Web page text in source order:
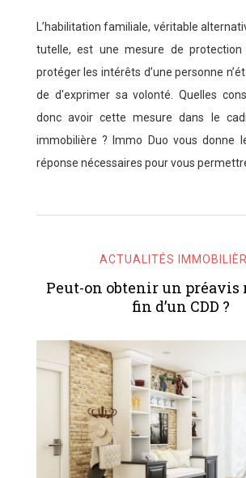
L’habilitation familiale, véritable
tutelle, est une mesure de
protéger les intérêts d’une personne
de d'exprimer sa volonté. Quelles
donc avoir cette mesure dans le
immobilière ? Immo Duo vous donne
réponse nécessaires pour vous
ACTUALITÉS
Peut-on obtenir un préavis
fin d’un CDD ?